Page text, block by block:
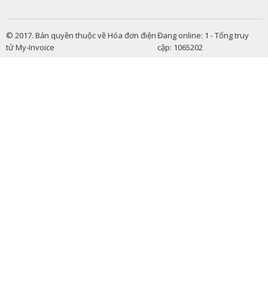
© 2017. Bản quyền thuộc về Hóa đơn điện
tử My-Invoice
Đang online: 1 - Tổng truy
cập: 1065202